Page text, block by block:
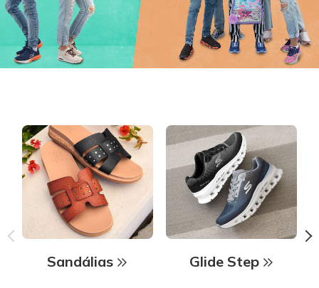
Sandálias Glide Step